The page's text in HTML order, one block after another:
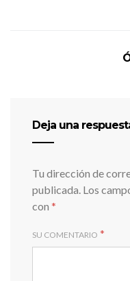
Deja una
Tu dirección de
publicada. Los
con *
SU COMENTARIO *